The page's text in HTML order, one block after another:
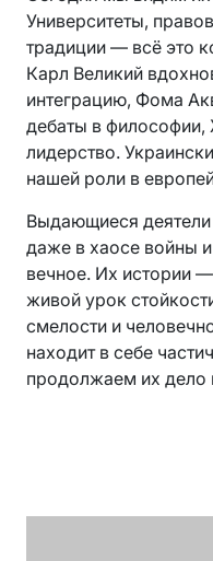
Университеты,
традиции — всё это
Карл Великий
интеграцию, Фома
дебаты в
лидерство.
нашей роли в
Выдающиеся
даже в хаосе войны
вечное. Их истории
живой урок
смелости и
находит в себе
продолжаем их дело